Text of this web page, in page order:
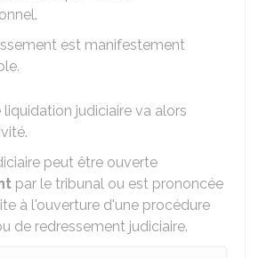
est manifestement
judiciaire va alors
peut être ouverte
par le tribunal ou est prononcée
à l'ouverture d'une procédure
de redressement judiciaire.